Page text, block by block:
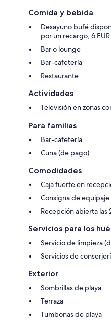
Comida y bebida
Desayuno bufé
por un recargo; 6
Bar o lounge
Bar-cafetería
Restaurante
Actividades
Televisión en zonas
Para familias
Bar-cafetería
Cuna (de pago)
Comodidades
Caja fuerte en
Consigna de equipaje
Recepción abierta las
Servicios para los
Servicio de limpieza
Servicios de
Exterior
Sombrillas de playa
Terraza
Tumbonas de playa